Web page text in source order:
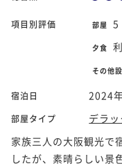
項目別評価 部屋 5
夕食
その他
宿泊日 2024
部屋タイプ
デラ
家族三人の大阪観光で
したが、素晴らしい景